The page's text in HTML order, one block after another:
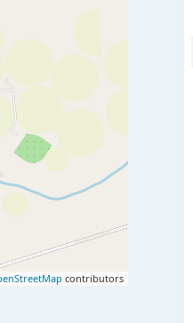
contributors